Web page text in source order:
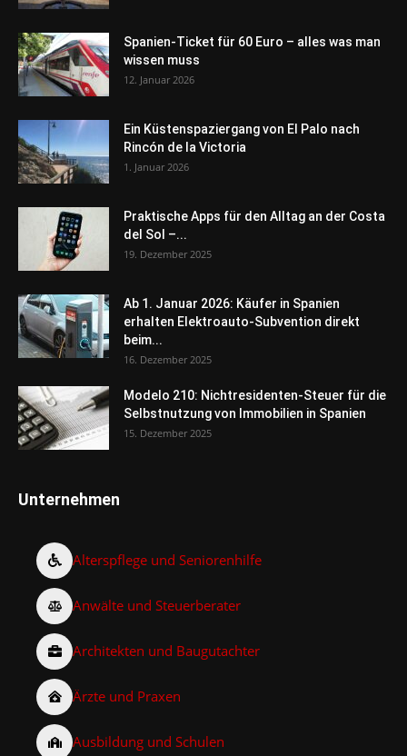
Spanien-Ticket für 60 Euro – alles was man
wissen muss
12. Januar 2026
Ein Küstenspaziergang von El Palo nach
Rincón de la Victoria
1. Januar 2026
Praktische Apps für den Alltag an der Costa
del Sol –...
19. Dezember 2025
Ab 1. Januar 2026: Käufer in Spanien
erhalten Elektroauto-Subvention direkt
beim...
16. Dezember 2025
Modelo 210: Nichtresidenten-Steuer für die
Selbstnutzung von Immobilien in Spanien
15. Dezember 2025
Unternehmen
Alterspflege und Seniorenhilfe
Anwälte und Steuerberater
Architekten und Baugutachter
Ärzte und Praxen
Ausbildung und Schulen